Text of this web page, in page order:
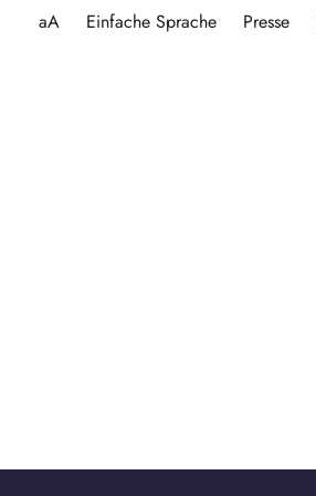
aA Einfache Sprache Presse